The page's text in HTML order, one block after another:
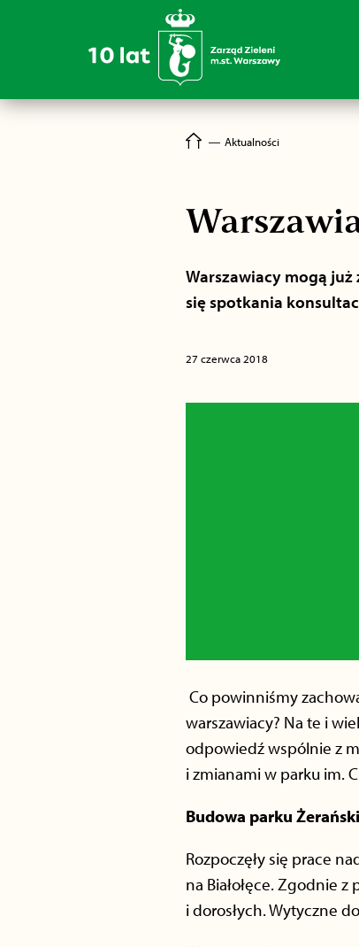
― Aktualności
Warszawiacy mogą już
się spotkania
27 czerwca 2018
Co powinniśmy
warszawiacy? Na te i
odpowiedź wspólnie z
i zmianami w parku im.
Budowa parku
Rozpoczęły się prace
na Białołęce. Zgodnie
i dorosłych. Wytyczne